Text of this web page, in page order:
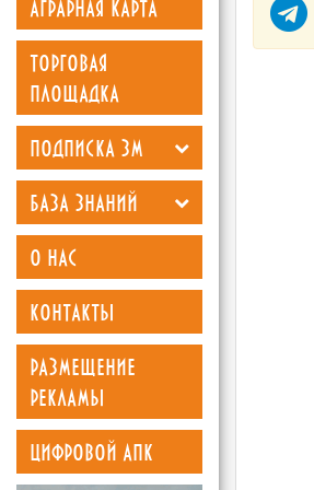
аграрная карта
торговая
площадка
подписка зм
база знаний
о нас
контакты
размещение
рекламы
цифровой апк